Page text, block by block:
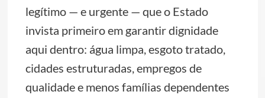
legítimo — e urgente — que o Estado
invista primeiro em garantir dignidade
aqui dentro: água limpa, esgoto tratado,
cidades estruturadas, empregos de
qualidade e menos famílias dependentes